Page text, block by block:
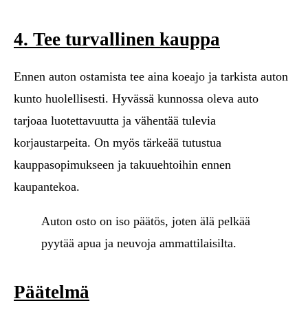
4. Tee turvallinen kauppa
Ennen auton ostamista tee aina koeajo ja tarkista auton
kunto huolellisesti. Hyvässä kunnossa oleva auto
tarjoaa luotettavuutta ja vähentää tulevia
korjaustarpeita. On myös tärkeää tutustua
kauppasopimukseen ja takuuehtoihin ennen
kaupantekoa.
Auton osto on iso päätös, joten älä pelkää
pyytää apua ja neuvoja ammattilaisilta.
Päätelmä